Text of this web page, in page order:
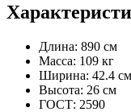
Длина: 890 см
Масса: 109 кг
Ширина: 42.4 см
Высота: 26 см
ГОСТ: 2590